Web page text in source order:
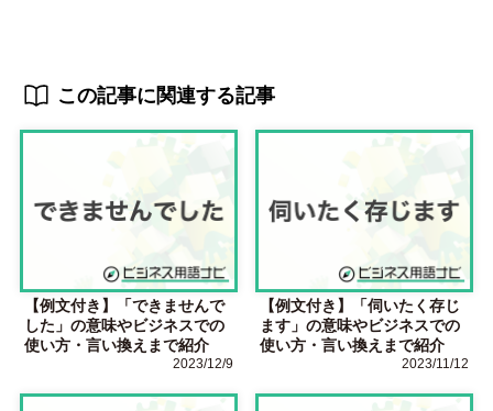
この記事に関連する記事
【例文付き】「できませんで
した」の意味やビジネスでの
使い方・言い換えまで紹介
2023/12/9
【例文付き】「伺いたく存じ
ます」の意味やビジネスでの
使い方・言い換えまで紹介
2023/11/12